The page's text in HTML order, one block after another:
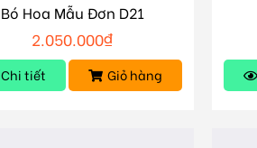
Bó Hoa Mẫu Đơn D21
2.050.000₫
Chi tiết Giỏ hàng